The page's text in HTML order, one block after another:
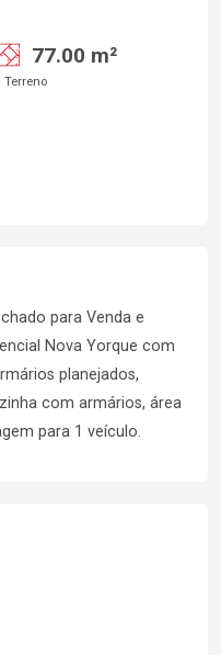
77.00 m²
Terreno
para Venda e
Nova Yorque com
planejados,
com armários, área
para 1 veículo.